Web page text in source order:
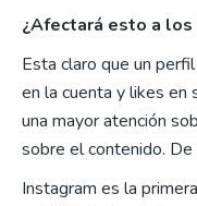
¿Afectará esto a los
Esta claro que un
en la cuenta y likes en
una mayor atención
sobre el contenido. De
Instagram es la